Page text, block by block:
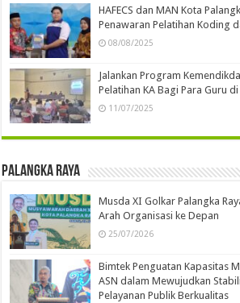
HAFECS dan MAN Kota
Penawaran Pelatihan Koding
08/08/2025
Jalankan Program
Pelatihan KA Bagi Para Guru di
11/07/2025
Palangka Raya
Musda XI Golkar Palangka
Arah Organisasi ke Depan
25/07/2026
Bimtek Penguatan Kapasitas
ASN dalam Mewujudkan
Pelayanan Publik Berkualitas